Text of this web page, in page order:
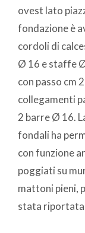
ovest lato
fondazione è
cordoli di
Ø 16 e staffe
con passo cm
collegamenti
2 barre Ø 16.
fondali ha
con funzione
poggiati su
mattoni pieni,
stata riportata